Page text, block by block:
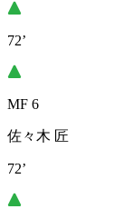
72’
MF 6
佐々木 匠
72’